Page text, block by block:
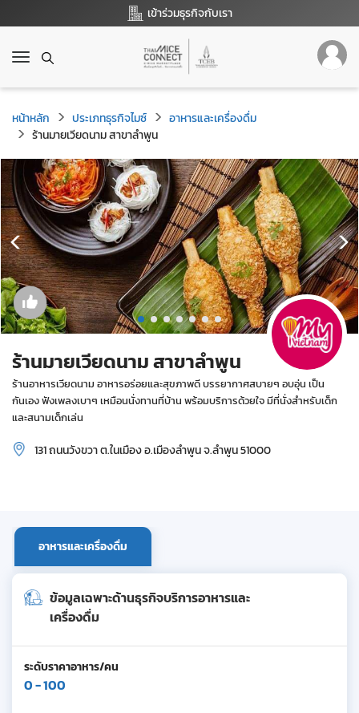
เข้าร่วมธุรกิจกับเรา
T
g
g
l
e
n
a
i
g
a
t
i
o
n
หน้าหลัก ประเภทธุรกิจไมซ์
อาหารและเครื่องดื่ม
ร้านมายเวียดนาม สาขาลำพูน
ร้านมายเวียดนาม สาขาลำพูน
ร้านอาหารเวียดนาม อาหารอร่อยและสุขภาพดี บรรยากาศสบายๆ อบอุ่น เป็น
กันเอง ฟังเพลงเบาๆ เหมือนนั่งทานที่บ้าน พร้อมบริการด้วยใจ มีที่นั่งสำหรับเด็ก
และสนามเด็กเล่น
131 ถนนวังขวา ต.ในเมือง อ.เมืองลำพูน จ.ลำพูน 51000
อาหารและเครื่องดื่ม
ข้อมูลเฉพาะด้านธุรกิจบริการอาหารและ
เครื่องดื่ม
ระดับราคาอาหาร/คน
0 - 100